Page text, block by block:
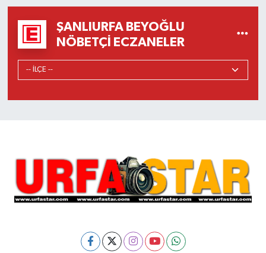
ŞANLIURFA BEYOĞLU
NÖBETÇI ECZANELER